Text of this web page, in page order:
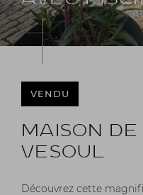
VENDU
MAISON
VESOUL
Découvrez cette